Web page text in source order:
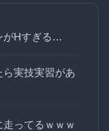
がHすぎる…
実技実習があ
走ってるｗｗｗ